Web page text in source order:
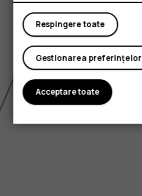
Respingere toate
Gestionarea preferințelor
Acceptare toate